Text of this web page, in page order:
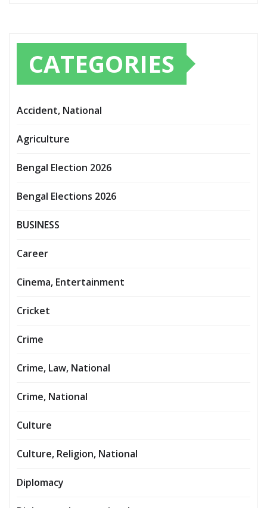
CATEGORIES
Accident, National
Agriculture
Bengal Election 2026
Bengal Elections 2026
BUSINESS
Career
Cinema, Entertainment
Cricket
Crime
Crime, Law, National
Crime, National
Culture
Culture, Religion, National
Diplomacy